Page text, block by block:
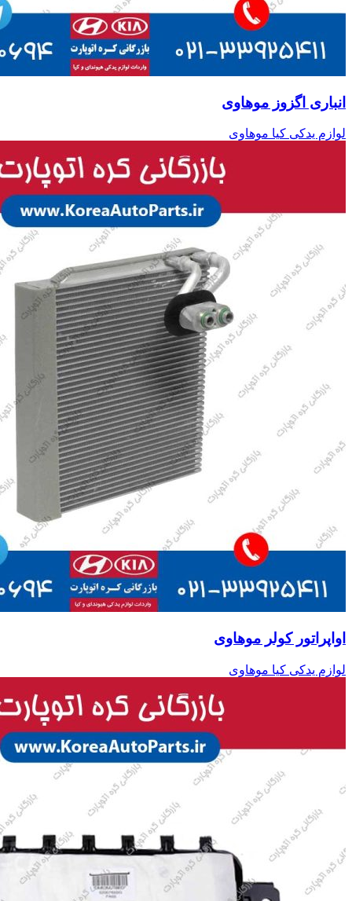
انباری اگزوز موهاوی
لوازم یدکی کیا موهاوی
اواپراتور کولر موهاوی
لوازم یدکی کیا موهاوی